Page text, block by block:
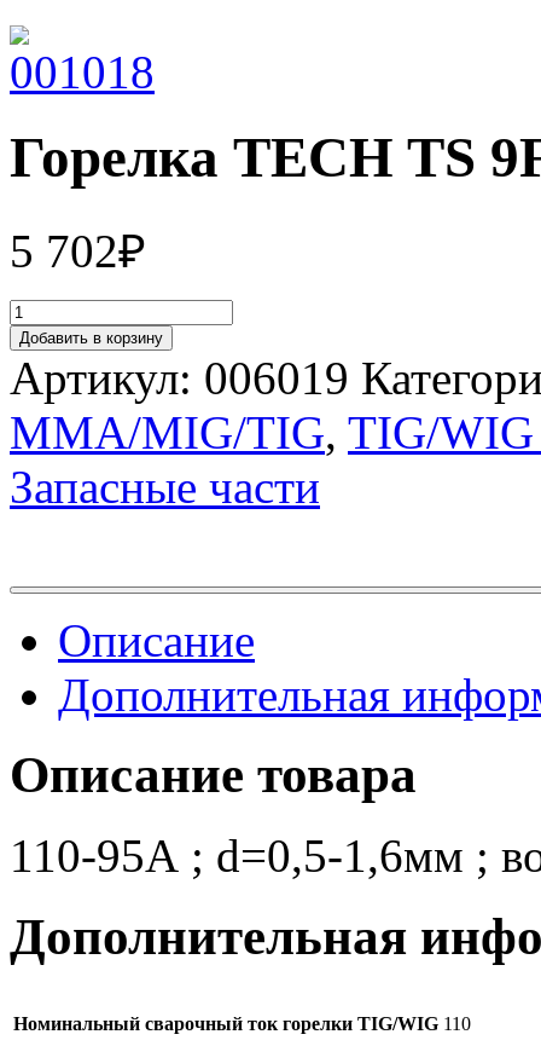
Горелка TECH TS
5 702₽
Добавить в корзину
Артикул: 006019
MMA/MIG/TIG, TIG/WIG
Запасные части
Описание
Дополнительная
Описание товара
110-95А ; d=0,5-1,6мм ;
Дополнительная
Номинальный сварочный ток горелки TIG/WIG 110